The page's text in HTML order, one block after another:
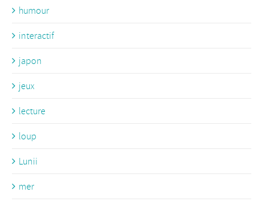
humour
interactif
japon
jeux
lecture
loup
Lunii
mer